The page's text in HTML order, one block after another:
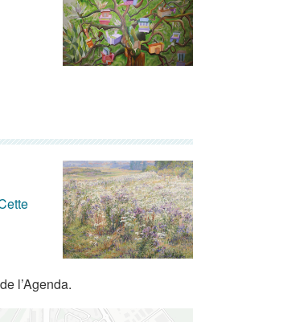
l’Agenda.